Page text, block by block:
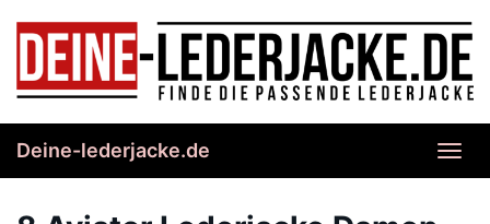
content
Deine-lederjacke.de